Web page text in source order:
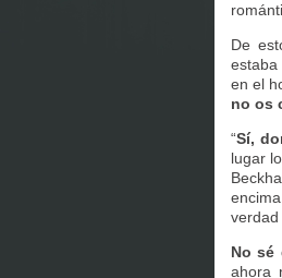
De
estaba
en el
no os
“Sí,
lugar
verdad
No sé
ahora